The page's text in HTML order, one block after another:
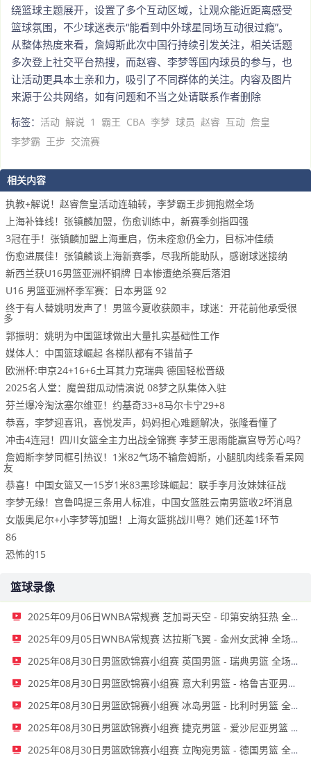
绕篮球主题展开，设置了多个互动区域，让观众能近距离感受
篮球氛围，不少球迷表示“能看到中外球星同场互动很过瘾”。
从整体热度来看，詹姆斯此次中国行持续引发关注，相关话题
多次登上社交平台热搜，而赵睿、李梦等国内球员的参与，也
让活动更具本土亲和力，吸引了不同群体的关注。内容及图片
来源于公共网络，如有问题和不当之处请联系作者删除
标签： 活动 解说 1 霸王 CBA 李梦 球员 赵睿 互动 詹皇
李梦霸 王步 交流赛
相关内容
执教+解说！赵睿詹皇活动连轴转，李梦霸王步拥抱燃全场
上海补锋线！张镇麟加盟，伤愈训练中，新赛季剑指四强
3冠在手！张镇麟加盟上海重启，伤未痊愈仍全力，目标冲佳绩
伤愈进展佳！张镇麟谈上海新赛季，尽我所能助队，感谢球迷接纳
新西兰获U16男篮亚洲杯铜牌 日本惨遭绝杀赛后落泪
U16 男篮亚洲杯季军赛：日本男篮 92
终于有人替姚明发声了！男篮今夏收获颇丰，球迷：开花前他承受很
多
郭振明：姚明为中国篮球做出大量扎实基础性工作
媒体人：中国篮球崛起 各梯队都有不错苗子
欧洲杯:申京24+16+6土耳其力克瑞典 德国轻松晋级
2025名人堂：魔兽甜瓜动情演说 08梦之队集体入驻
芬兰爆冷淘汰塞尔维亚！约基奇33+8马尔卡宁29+8
恭喜，李梦迎喜讯，喜悦发声，妈妈担心难题解决，张隆看懂了
冲击4连冠！四川女篮全主力出战全锦赛 李梦王思雨能赢宫导芳心吗？
詹姆斯李梦同框引热议！1米82气场不输詹姆斯，小腿肌肉线条看呆网
友
恭喜！中国女篮又一15岁1米83黑珍珠崛起：联手李月汝妹妹征战
李梦无缘！宫鲁鸣提三条用人标准，中国女篮胜云南男篮收2坏消息
女版奥尼尔+小李梦等加盟！上海女篮挑战川粤？她们还差1环节
86
恐怖的15
篮球录像
2025年09月06日WNBA常规赛 芝加哥天空 - 印第安纳狂热 全场录像
2025年09月05日WNBA常规赛 达拉斯飞翼 - 金州女武神 全场录像
2025年08月30日男篮欧锦赛小组赛 英国男篮 - 瑞典男篮 全场录像
2025年08月30日男篮欧锦赛小组赛 意大利男篮 - 格鲁吉亚男篮 全场录像
2025年08月30日男篮欧锦赛小组赛 冰岛男篮 - 比利时男篮 全场录像
2025年08月30日男篮欧锦赛小组赛 捷克男篮 - 爱沙尼亚男篮 全场录像
2025年08月30日男篮欧锦赛小组赛 立陶宛男篮 - 德国男篮 全场录像